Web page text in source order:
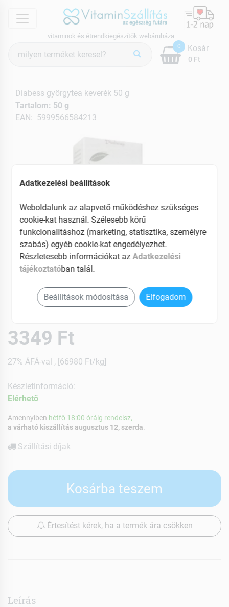
menu
vitaminok és étrendkiegészítők webáruháza
keresés
0
0 Ft
Kosár
Diabess györgytea keverék 50 g
Tartalom: 50 g
EAN: 5999566584213
3349 Ft
27% ÁFÁ-val , [66980 Ft/kg]
Készletinformáció:
Elérhetõ
Amennyiben hétfő 18:00 óráig rendelsz,
a várható kiszállítás augusztus 12, szerda
Szállítási díjak
Kosárba teszem
Értesítést kérek, ha a termék ára csökken
Leírás
Adatkezelési beállítások
Weboldalunk az alapvető működéshez szükséges
cookie-kat használ. Szélesebb körű
funkcionalitáshoz (marketing, statisztika, személyre
szabás) egyéb cookie-kat engedélyezhet.
Részletesebb információkat azAdatkezelési
tájékoztatóban talál.
Beállítások módosítása Elfogadom